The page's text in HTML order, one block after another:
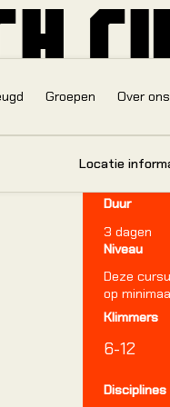
Banner
Groepen Over ons
Locatie
Duur
3 dagen
Niveau
Deze
op
Klimmers
6-12
Disciplines